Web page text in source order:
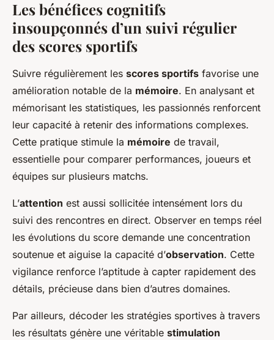
Découvrez les surprenants
bénéfices de suivre
assidûment les résultats
sportifs !
Les bénéfices cognitifs
insoupçonnés d’un suivi régulier
des scores sportifs
Suivre régulièrement les scores sportifs favorise une
amélioration notable de la mémoire. En analysant et
mémorisant les statistiques, les passionnés renforcent
leur capacité à retenir des informations complexes.
Cette pratique stimule la mémoire de travail,
essentielle pour comparer performances, joueurs et
équipes sur plusieurs matchs.
L’attention est aussi sollicitée intensément lors du
suivi des rencontres en direct. Observer en temps réel
les évolutions du score demande une concentration
soutenue et aiguise la capacité d’observation. Cette
vigilance renforce l’aptitude à capter rapidement des
détails, précieuse dans bien d’autres domaines.
Par ailleurs, décoder les stratégies sportives à travers
les résultats génère une véritable stimulation